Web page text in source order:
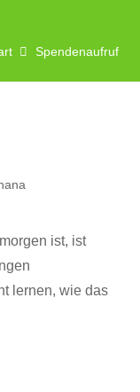
Spendenaufruf
ist, ist
lernen, wie das